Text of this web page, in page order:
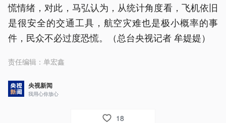
慌情绪，对此，马弘认为，从统计角度看，飞机依旧
是很安全的交通工具，航空灾难也是极小概率的事
件，民众不必过度恐慌。（总台央视记者 牟媞媞）
责任编辑： 单宏鑫
央视新闻
我用心你放心
18